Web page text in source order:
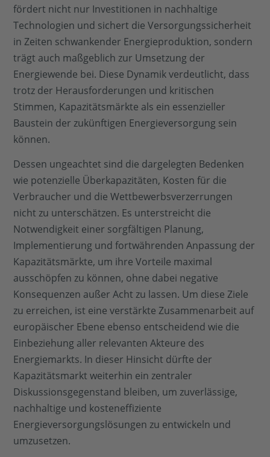
fördert nicht nur Investitionen in nachhaltige
Technologien und sichert die Versorgungssicherheit
in Zeiten schwankender Energieproduktion, sondern
trägt auch maßgeblich zur Umsetzung der
Energiewende bei. Diese Dynamik verdeutlicht, dass
trotz der Herausforderungen und kritischen
Stimmen, Kapazitätsmärkte als ein essenzieller
Baustein der zukünftigen Energieversorgung sein
können.
Dessen ungeachtet sind die dargelegten Bedenken
wie potenzielle Überkapazitäten, Kosten für die
Verbraucher und die Wettbewerbsverzerrungen
nicht zu unterschätzen. Es unterstreicht die
Notwendigkeit einer sorgfältigen Planung,
Implementierung und fortwährenden Anpassung der
Kapazitätsmärkte, um ihre Vorteile maximal
ausschöpfen zu können, ohne dabei negative
Konsequenzen außer Acht zu lassen. Um diese Ziele
zu erreichen, ist eine verstärkte Zusammenarbeit auf
europäischer Ebene ebenso entscheidend wie die
Einbeziehung aller relevanten Akteure des
Energiemarkts. In dieser Hinsicht dürfte der
Kapazitätsmarkt weiterhin ein zentraler
Diskussionsgegenstand bleiben, um zuverlässige,
nachhaltige und kosteneffiziente
Energieversorgungslösungen zu entwickeln und
umzusetzen.